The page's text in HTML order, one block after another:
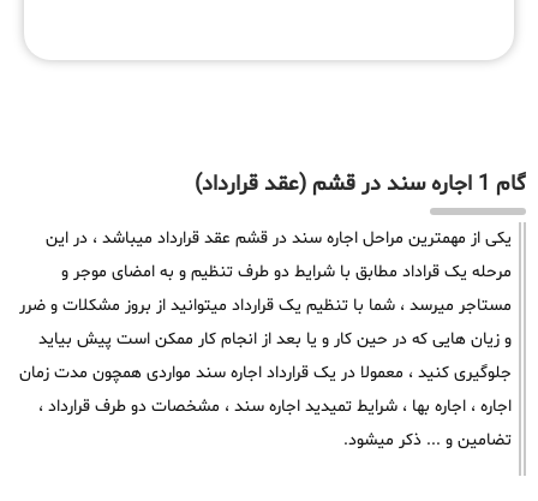
گام 1 اجاره سند در قشم (عقد قرارداد)
یکی از مهمترین مراحل اجاره سند در قشم عقد قرارداد میباشد ، در این
مرحله یک قراداد مطابق با شرایط دو طرف تنظیم و به امضای موجر و
مستاجر میرسد ، شما با تنظیم یک قرارداد میتوانید از بروز مشکلات و ضرر
و زیان هایی که در حین کار و یا بعد از انجام کار ممکن است پیش بیاید
جلوگیری کنید ، معمولا در یک قرارداد اجاره سند مواردی همچون مدت زمان
اجاره ، اجاره بها ، شرایط تمیدید اجاره سند ، مشخصات دو طرف قرارداد ،
تضامین و ... ذکر میشود.